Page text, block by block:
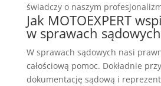
świadczy o naszym
Jak MOTOEXPERT
w sprawach
W sprawach sądowych nasi
całościową pomoc. Dokładnie
dokumentację sądową i